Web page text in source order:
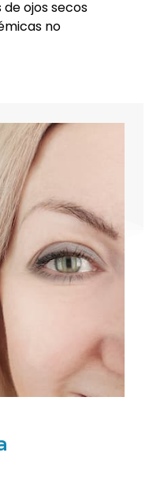
ojos secos
no